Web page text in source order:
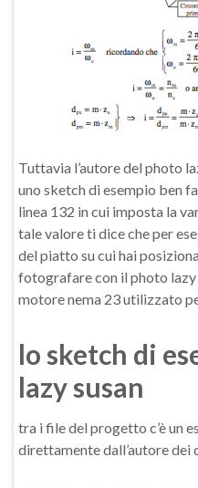
Tuttavia l’autore del photo
uno sketch di esempio ben
linea 132 in cui imposta la
tale valore ti dice che per
del piatto su cui hai
fotografare con il photo
motore nema 23 utilizzato
lo sketch di
lazy susan
tra i file del progetto c’è un
direttamente dall’autore dei